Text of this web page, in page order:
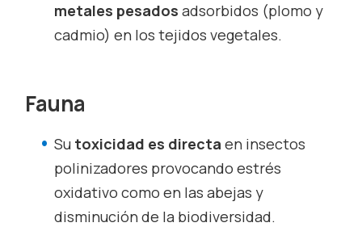
metales pesadosadsorbidos (plomo y
cadmio) en los tejidos vegetales.
Fauna
Su toxicidad es directaen insectos
polinizadores provocando estrés
oxidativo como en las abejas y
disminución de la biodiversidad.